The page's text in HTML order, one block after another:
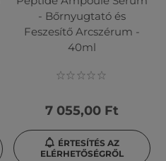
- Bőrnyugtató és
Feszesítő Arcszérum -
40ml
7 055,00 Ft
ÉRTESÍTÉS AZ
ELÉRHETŐSÉGRŐL